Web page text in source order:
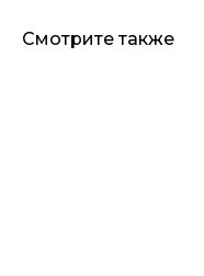
Смотрите также